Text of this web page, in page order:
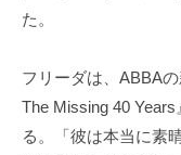
た。
フリーダは、ABBA
The Missing 40
る。「彼は本当に素